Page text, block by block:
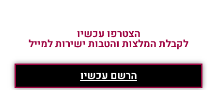
הצטרפו עכשיו
לקבלת המלצות והטבות ישירות למייל
הרשם עכשיו